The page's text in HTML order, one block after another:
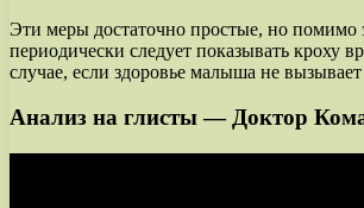
Эти меры достаточно простые, но помимо
периодически следует показывать кроху
случае, если здоровье малыша не
Анализ на глисты — Доктор